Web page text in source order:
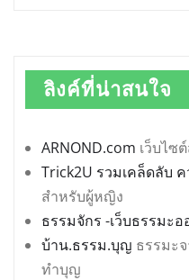
ลิงค์ที่น่าสนใจ
ARNOND.com เว็บไซ
Trick2U รวมเคล็ดลับ
สำหรับผู้หญิง
ธรรมจักร -เว็บธรรมะ
บ้าน.ธรรม.บุญ ธรรมะ
ทำบุญ